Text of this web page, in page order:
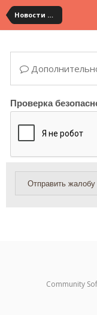
Новости сервиса
Проверка
Отправить жалобу
Community